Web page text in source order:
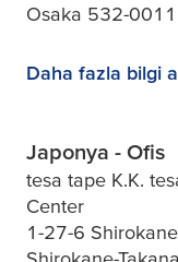
Osaka 532-
Daha fazla bilgi
Japonya - Ofis
tesa tape K.K.
Center
1-27-6